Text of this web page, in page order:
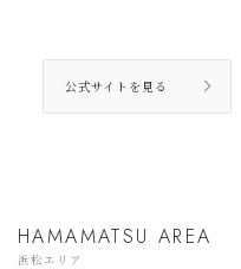
公式サイトを見る
HAMAMATSU AREA
浜松エリア